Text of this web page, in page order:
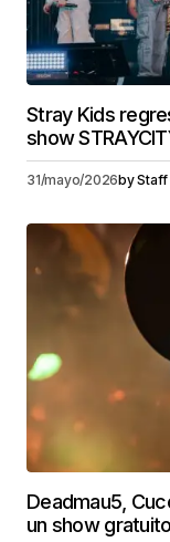
Stray Kids
show
31/mayo/2026byStaff
Deadmau5,
un show